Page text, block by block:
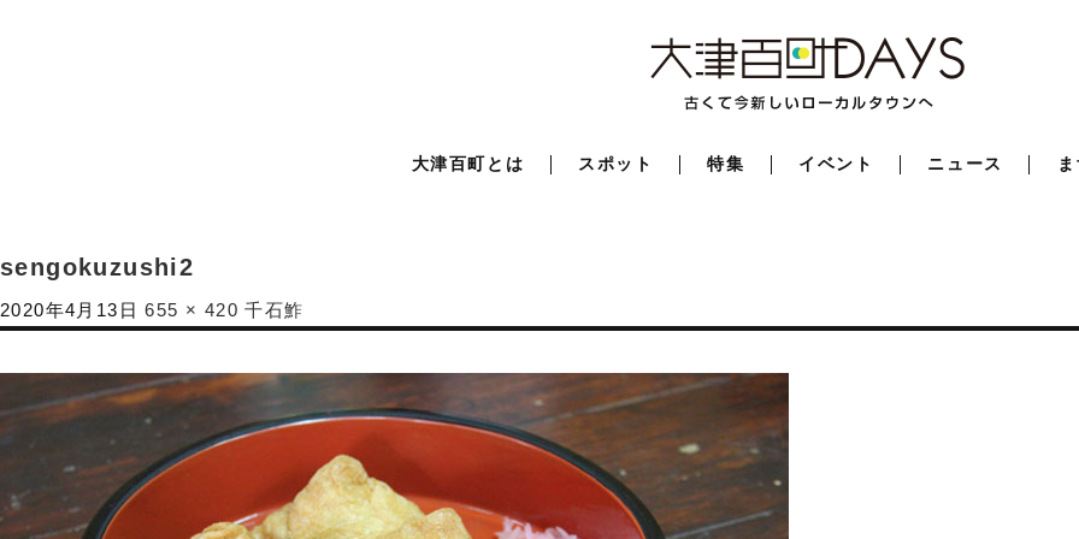
大津百町とは スポット 特集 イベント ニュース
sengokuzushi2
2020年4月13日 655 × 420 千石鮓